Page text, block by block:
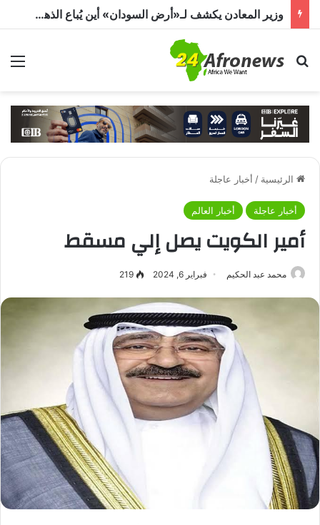
وزير المعادن يكشف لـ«أرض السودان» أين يُباع الذهب السوداني
بحث عن
الرئيسية / أخبار عاجلة
أخبار عاجلة أخبار العالم
أمير الكويت يصل إلي مسقط
محمد عبد الحكيم فبراير 6, 2024 219